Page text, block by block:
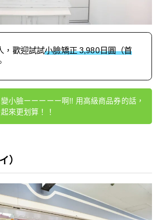
，歡迎試試小臉矯正 3,980日圓（首
小臉ーーーーー啊!! 用高級商品券的話，
來更划算！！
）